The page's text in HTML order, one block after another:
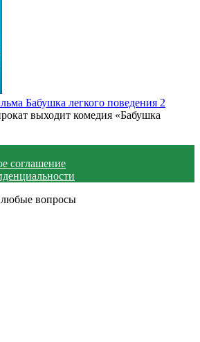
Бабушка легкого поведения 2
выходит комедия «Бабушка
соглашение
вопросы